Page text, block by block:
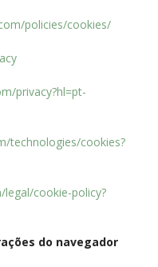
policies/cookies/
privacy?hl=pt-
technologies/cookies?
cookie-policy?
do navegador